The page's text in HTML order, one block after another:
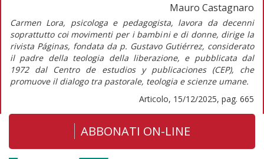
Mauro Castagnaro
Carmen Lora, psicologa e pedagogista, lavora da decenni
soprattutto coi movimenti per i bambini e di donne, dirige la
rivista Páginas, fondata da p. Gustavo Gutiérrez, considerato
il padre della teologia della liberazione, e pubblicata dal
1972 dal Centro de estudios y publicaciones (CEP), che
promuove il dialogo tra pastorale, teologia e scienze umane.
Articolo, 15/12/2025, pag. 665
ABBONATI ON-LINE